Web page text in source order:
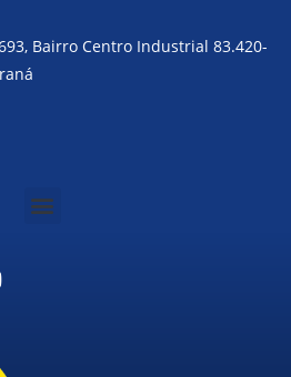
Bairro Centro Industrial 83.420-
Menu